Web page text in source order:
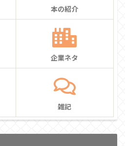
本の紹介
企業ネタ
雑記